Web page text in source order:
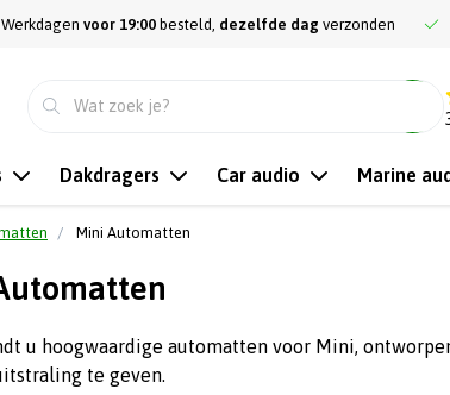
Werkdagen voor 19:00 besteld, dezelfde dag verzonden
Dakdragers Car audio Marine
Mini Automatten
u hoogwaardige automatten voor Mini,
te geven.